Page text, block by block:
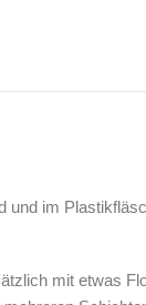
im
mit etwas